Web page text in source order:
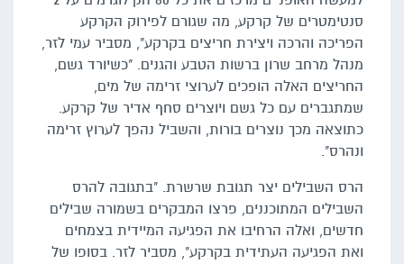
סנטימטרים של קרקע, מה שגורם לפירוק הקרקע
הפריכה והרכה ויצירת חריצים בקרקע", מסביר עמי לזר,
מנהל מרחב שרון ברשות הטבע והגנים. "כשיורד גשם,
החריצים האלה הופכים לערוצי זרימה של מים,
שמתגברים עם כל גשם ויוצרים סחף אדיר של קרקע.
כתוצאה מכך נוצרים בורות, והשביל נהפך לערוץ זרימה
ונהרס".
הרס השבילים יצר תגובת שרשרת. "בתגובה להרס
השבילים המתוכננים, פרצו המבקרים בשמורה שבילים
חדשים, ואלה הרחיבו את הפגיעה המיידית בצמחים
ואת הפגיעה העתידית בקרקע", מסביר לזר. בסופו של